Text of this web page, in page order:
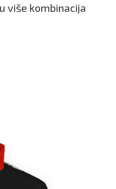
više kombinacija